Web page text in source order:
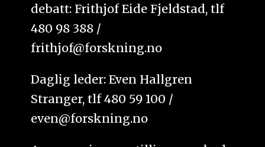
debatt: Frithjof Eide Fjeldstad, tlf
480 98 388 /
frithjof@forskning.no
Daglig leder: Even Hallgren
Stranger, tlf 480 59 100 /
even@forskning.no